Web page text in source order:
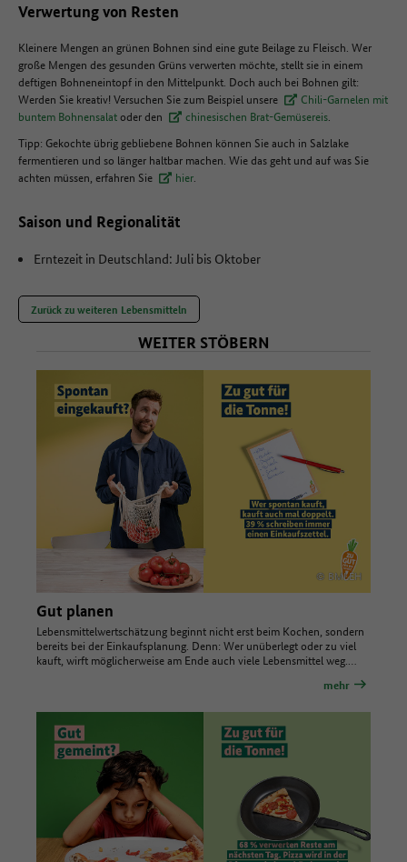
Verwertung von Resten
Kleinere Mengen an grünen Bohnen sind eine gute Beilage zu Fleisch. Wer
große Mengen des gesunden Grüns verwerten möchte, stellt sie in einem
deftigen Bohneneintopf in den Mittelpunkt. Doch auch bei Bohnen gilt:
Werden Sie kreativ! Versuchen Sie zum Beispiel unsere
Chili-Garnelen mit
buntem Bohnensalatoder den chinesischen Brat-Gemüsereis.
Tipp: Gekochte übrig gebliebene Bohnen können Sie auch in Salzlake
fermentieren und so länger haltbar machen. Wie das geht und auf was Sie
achten müssen, erfahren Sie
hier.
Saison und Regionalität
Erntezeit in Deutschland: Juli bis Oktober
Zurück zu weiteren Lebensmitteln
WEITER STÖBERN
© BMLEH
Gut planen
Lebensmittelwertschätzung beginnt nicht erst beim Kochen, sondern
bereits bei der Einkaufsplanung. Denn: Wer unüberlegt oder zu viel
kauft, wirft möglicherweise am Ende auch viele Lebensmittel weg.…
mehr